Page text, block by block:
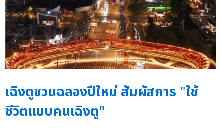
เฉิงตูชวนฉลองปีใหม่ สัมผัสการ "ใช้
ชีวิตแบบคนเฉิงตู"